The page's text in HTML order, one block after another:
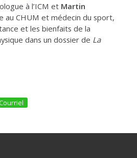
à l’ICM et Martin
au CHUM et médecin du sport,
et les bienfaits de la
dans un dossier de La